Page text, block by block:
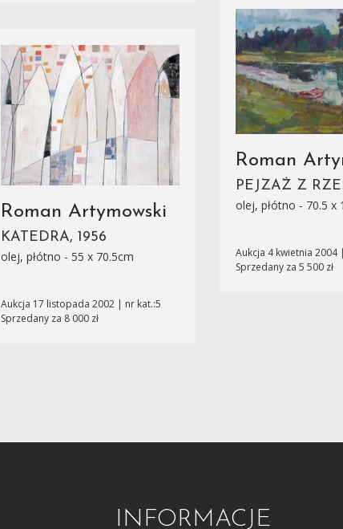
Roman
PEJZAŻ Z
olej, płótno - 70.5 x
Aukcja 4 kwietnia 2004
Sprzedany za 5 500 zł
Roman Artymowski
KATEDRA, 1956
olej, płótno - 55 x 70.5cm
Aukcja 17 listopada 2002 | nr kat.:5
Sprzedany za 8 000 zł
INFORMACJE